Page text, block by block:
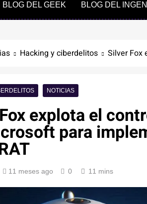
BLOG DEL GEEK BLOG DEL
Hacking y ciberdelitos Silver Fox
NOTICIAS
explota el
para
11 meses ago 0 11 mins